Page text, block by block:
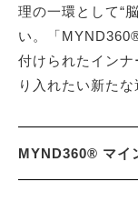
理の一環として“
い。「
付けられたイン
り入れたい新たな
MYND360® マイ